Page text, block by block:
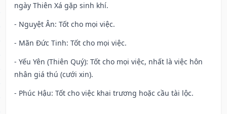
ngày Thiên Xá gặp sinh khí.
- Nguyệt Ân: Tốt cho mọi việc.
- Mãn Đức Tinh: Tốt cho mọi việc.
- Yếu Yên (Thiên Quý): Tốt cho mọi việc, nhất là việc hôn
nhân giá thú (cưới xin).
- Phúc Hậu: Tốt cho việc khai trương hoặc cầu tài lộc.